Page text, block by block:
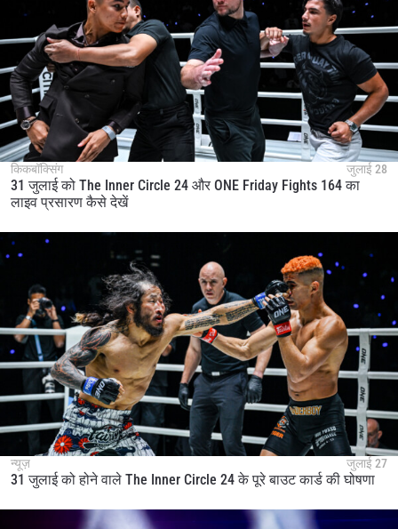
किकबॉक्सिंग जुलाई 28
31 जुलाई को The Inner Circle 24 और ONE Friday Fights 164 का
लाइव प्रसारण कैसे देखें
न्यूज़ जुलाई 27
31 जुलाई को होने वाले The Inner Circle 24 के पूरे बाउट कार्ड की घोषणा